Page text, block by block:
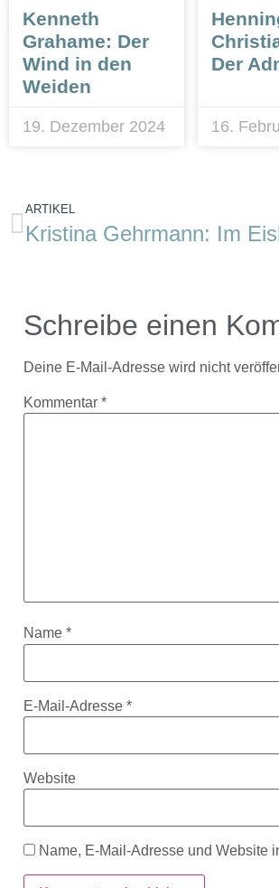
Kenneth
Grahame: Der
Wind in den
Weiden
19. Dezember 2024
Der
16.
ARTIKEL
Schreibe einen
Deine E-Mail-Adresse wird nicht
Kommentar *
Name *
E-Mail-Adresse *
Website
Name, E-Mail-Adresse und Website